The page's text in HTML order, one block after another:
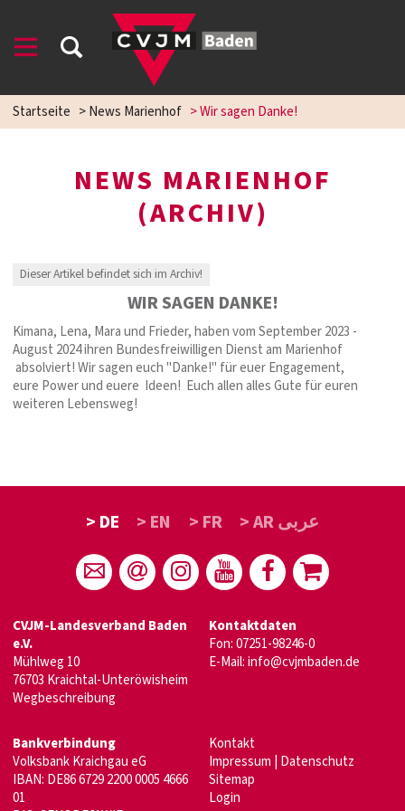
Startseite >News Marienhof >Wir sagen Danke!
NEWS MARIENHOF
(ARCHIV)
Dieser Artikel befindet sich im Archiv!
WIR SAGEN DANKE!
Kimana, Lena, Mara und Frieder, haben vom September 2023 -
August 2024 ihren Bundesfreiwilligen Dienst am Marienhof
absolviert! Wir sagen euch "Danke!" für euer Engagement,
eure Power und euere Ideen! Euch allen alles Gute für euren
weiteren Lebensweg!
> DE > EN > FR > AR عربى
CVJM-Landesverband Baden
e.V.
Mühlweg 10
76703 Kraichtal-Unteröwisheim
Wegbeschreibung
Kontaktdaten
Fon: 07251-98246-0
E-Mail:info@cvjmbaden.de
Bankverbindung
Volksbank Kraichgau eG
IBAN: DE86 6729 2200 0005 4666
01
Kontakt
Impressum Datenschutz
Sitemap
Login